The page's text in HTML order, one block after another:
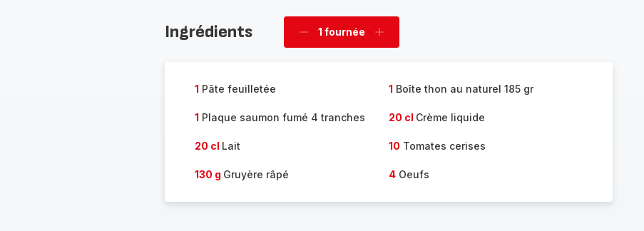
Ingrédients
Supprimer
1 fournée
Ajouter
1 Pâte feuilletée 1 Boîte thon au naturel 185 gr
1 Plaque saumon fumé 4 tranches 20 cl Crème liquide
20 cl Lait 10 Tomates cerises
130 g Gruyère râpé 4Oeufs